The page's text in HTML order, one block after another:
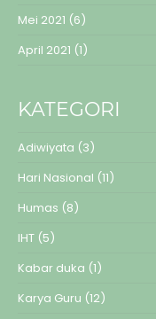
Mei 2021 (6)
April 2021 (1)
KATEGORI
Adiwiyata (3)
Hari Nasional (11)
Humas (8)
IHT (5)
Kabar duka (1)
Karya Guru (12)